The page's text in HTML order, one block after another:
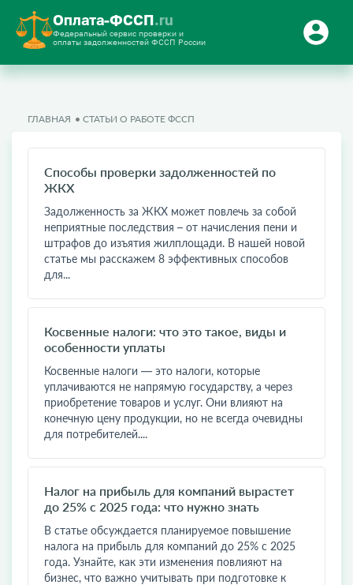
Оплата-ФССП.ru
Федеральный сервис проверки и
оплаты задолженностей ФССП России
ГЛАВНАЯ СТАТЬИ О РАБОТЕ ФССП
Способы проверки задолженностей по
ЖКХ
Задолженность за ЖКХ может повлечь за собой
неприятные последствия – от начисления пени и
штрафов до изъятия жилплощади. В нашей новой
статье мы расскажем 8 эффективных способов
для...
Косвенные налоги: что это такое, виды и
особенности уплаты
Косвенные налоги — это налоги, которые
уплачиваются не напрямую государству, а через
приобретение товаров и услуг. Они влияют на
конечную цену продукции, но не всегда очевидны
для потребителей....
Налог на прибыль для компаний вырастет
до 25% с 2025 года: что нужно знать
В статье обсуждается планируемое повышение
налога на прибыль для компаний до 25% с 2025
года. Узнайте, как эти изменения повлияют на
бизнес, что важно учитывать при подготовке к